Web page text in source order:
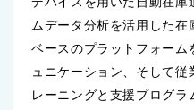
ムデータ分析を活用した在
ベースのプラットフォーム
ュニケーション、そして従
レーニングと支援プログラ